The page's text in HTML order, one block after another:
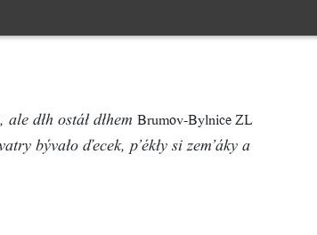
dłh ostáł dłhem Brumov-Bylnice ZL
bývało ďecek, p’ékły si zem’áky a